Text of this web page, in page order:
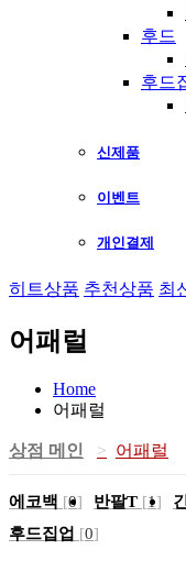
후드
후드
신제품
이벤트
개인결제
히트상품 추천상품 최
어패럴
Home
어패럴
상점 메인 어패럴
에코백 [0] 반팔T [1]
후드집업 [0]